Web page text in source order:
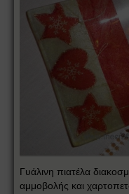
Γυάλινη πιατέλα
αμμοβολής και